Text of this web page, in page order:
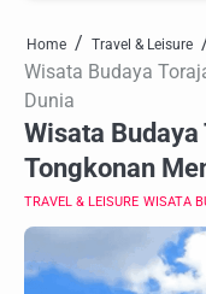
Home Travel & Leisure
Wisata Budaya
Dunia
Wisata
Tongkonan
TRAVEL & LEISURE WISATA